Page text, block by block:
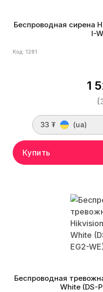
Беспроводная сирена
I-
Код: 1281
1
33 ₮ (ua)
Купить
Беспроводная
White (DS-